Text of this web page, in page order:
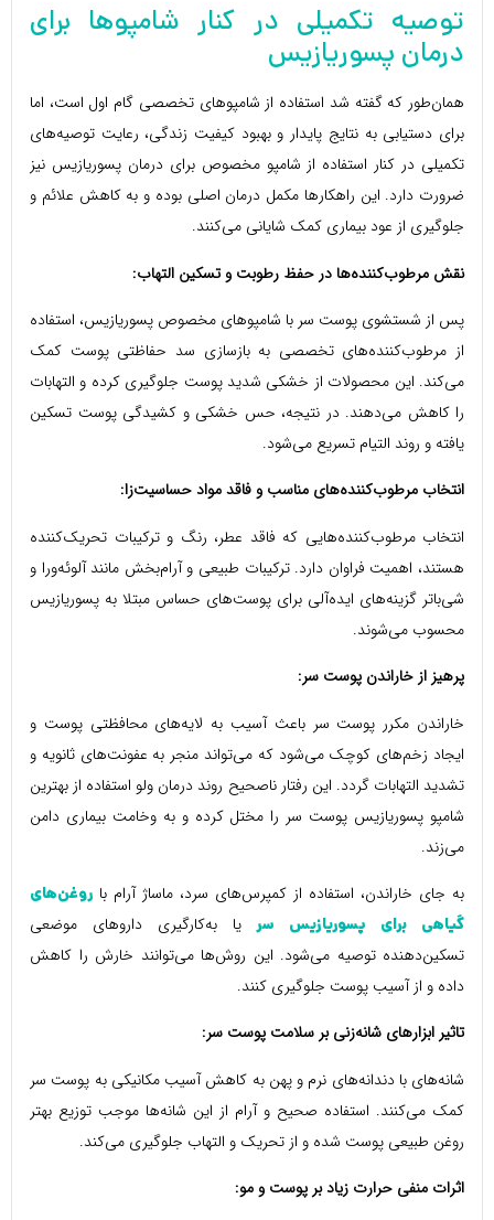
توصیه تکمیلی در کنار شامپوها برای
درمان پسوریازیس
همان‌طور که گفته شد استفاده از شامپوهای تخصصی گام اول است، اما
برای دستیابی به نتایج پایدار و بهبود کیفیت زندگی، رعایت توصیه‌های
تکمیلی در کنار استفاده از شامپو مخصوص برای درمان پسوریازیس نیز
ضرورت دارد. این راهکارها مکمل درمان اصلی بوده و به کاهش علائم و
جلوگیری از عود بیماری کمک شایانی می‌کنند.
نقش مرطوب‌کننده‌ها در حفظ رطوبت و تسکین التهاب:
پس از شستشوی پوست سر با شامپوهای مخصوص پسوریازیس، استفاده
از مرطوب‌کننده‌های تخصصی به بازسازی سد حفاظتی پوست کمک
می‌کند. این محصولات از خشکی شدید پوست جلوگیری کرده و التهابات
را کاهش می‌دهند. در نتیجه، حس خشکی و کشیدگی پوست تسکین
یافته و روند التیام تسریع می‌شود.
انتخاب مرطوب‌کننده‌های مناسب و فاقد مواد حساسیت‌زا:
انتخاب مرطوب‌کننده‌هایی که فاقد عطر، رنگ و ترکیبات تحریک‌کننده
هستند، اهمیت فراوان دارد. ترکیبات طبیعی و آرام‌بخش مانند آلوئه‌ورا و
شی‌باتر گزینه‌های ایده‌آلی برای پوست‌های حساس مبتلا به پسوریازیس
محسوب می‌شوند.
پرهیز از خاراندن پوست سر:
خاراندن مکرر پوست سر باعث آسیب به لایه‌های محافظتی پوست و
ایجاد زخم‌های کوچک می‌شود که می‌تواند منجر به عفونت‌های ثانویه و
تشدید التهابات گردد. این رفتار ناصحیح روند درمان ولو استفاده از بهترین
شامپو پسوریازیس پوست سر را مختل کرده و به وخامت بیماری دامن
می‌زند.
به جای خاراندن، استفاده از کمپرس‌های سرد، ماساژ آرام با روغن‌های
گیاهی برای پسوریازیس سریا به‌کارگیری داروهای موضعی
تسکین‌دهنده توصیه می‌شود. این روش‌ها می‌توانند خارش را کاهش
داده و از آسیب پوست جلوگیری کنند.
تاثیر ابزارهای شانه‌زنی بر سلامت پوست سر:
شانه‌های با دندانه‌های نرم و پهن به کاهش آسیب مکانیکی به پوست سر
کمک می‌کنند. استفاده صحیح و آرام از این شانه‌ها موجب توزیع بهتر
روغن طبیعی پوست شده و از تحریک و التهاب جلوگیری می‌کند.
اثرات منفی حرارت زیاد بر پوست و مو: